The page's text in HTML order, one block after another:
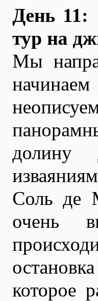
День 11:
тур на
Мы
долину
Соль де
очень
которое